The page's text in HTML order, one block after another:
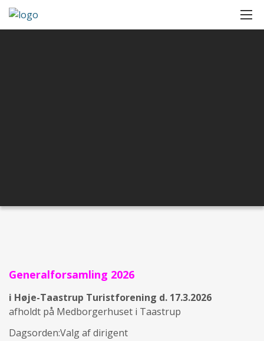
Generalforsamling 2026
i Høje-Taastrup Turistforening d. 17.3.2026
afholdt på Medborgerhuset i Taastrup
Dagsorden:Valg af dirigent